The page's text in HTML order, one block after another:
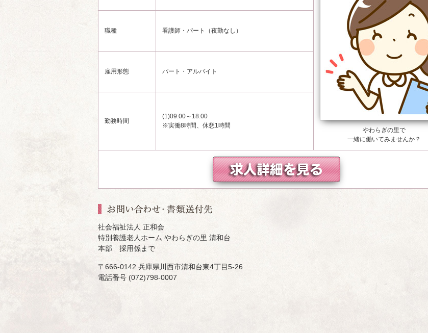
やわらぎの里で
一緒に働いてみませんか？
職種 看護師・パート（夜勤なし）
雇用形態 パート・アルバイト
勤務時間
(1)09:00～18:00
※実働8時間、休憩1時間
社会福祉法人 正和会
特別養護老人ホーム やわらぎの里 清和台
本部 採用係まで
〒666-0142 兵庫県川西市清和台東4丁目5-26
電話番号 (072)798-0007